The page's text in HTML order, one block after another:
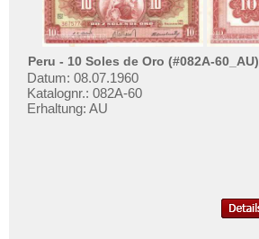
Peru - 10 Soles de Oro (#082A-60_AU)
Datum: 08.07.1960
Katalognr.: 082A-60
Erhaltung: AU